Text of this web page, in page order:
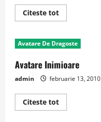
Citeste totRead
more
Indragostiti
Avatare De Dragoste
Avatare Inimioare
admin februarie 13, 2010
Citeste totRead
more